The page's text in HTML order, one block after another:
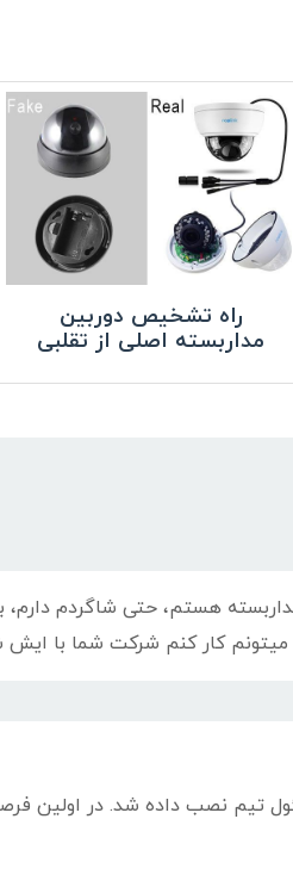
راه تشخیص دوربین
مداربسته اصلی از تقلبی
کار کنم شرکت شما با ایش
تیم نصب داده شد. در اولین